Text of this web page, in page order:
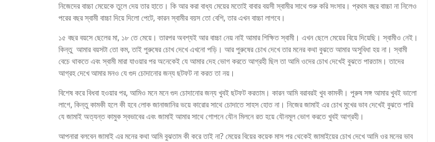
নিজেদের বাচ্চা মেয়েকে তুলে দেয় তার হাতে। কি আর করা বাধ্য মেয়ের মতোই বাবার বয়সী স্বামীর সাথে শুরু করি সংসার। প্রথম বছর বাচ্চা না নিলেও
পরের বছর স্বামী বাচ্চা দিয়ে দিলো পেটে, কারন স্বামীর বয়স তো বেশি, তার এখন বাচ্চা লাগবে।
১৫ বছর বয়সে ছেলের মা, ১৮ তে মেয়ে। তারপর অবশ্যই আর বাচ্চা নেয় নাই আমার শিক্ষিত স্বামী। এখন ছেলে মেয়ের বিয়ে দিয়েছি। স্বামীও নেই।
কিন্তু আমার বয়সটা তো কম, তাই পুরুষের চোখ দেখে এখনো পড়ি। আর পুরুষের চোখ দেখে তার মনের কথা বুঝতে আমার অসুবিধা হয় না। স্বামী
বেচে থাকতে এবং স্বামী মারা যাওয়ার পর অনেকেই যে আমার দেহ ভোগ করতে আগ্রহী ছিল তা আমি ওদের চোখ দেখেই বুঝতে পারতাম। তাদের
আগ্রহ দেখে আমার মনও যে গুদ চোদানোর জন্য ছটফট না করত তা নয়।
বিশেষ করে বিধবা হওয়ার পর, আমিও মনে মনে গুদ চোদানোর জন্য খুবই ছটফট করতাম। কারন আমি বরাবরই খুব কামকী। পুরুষ সঙ্গ আমার খুবই ভালো
লাগে, কিন্তু কামকী হলে কী হবে লোক জানাজানির ভয়ে কারোর সাথে চোদাতে সাহস হোত না। নিজের জামাই এর চোখ মুখের ভাব দেখেই বুঝতে পারি
যে জামাই অত্যন্ত কামুক স্বভাবের এবং জামাই আমার সাথে গোপনে যৌন মিলনে রত হয়ে যৌনমূল ভোগ করতে খুবই আগ্রহী।
আপনারা বলবেন জামাই এর মনের কথা আমি বুঝতাম কী করে তাই না? মেয়ের বিয়ের কয়েক মাস পর থেকেই জামাইয়ের চোখ দেখে আমি ওর মনের ভাব